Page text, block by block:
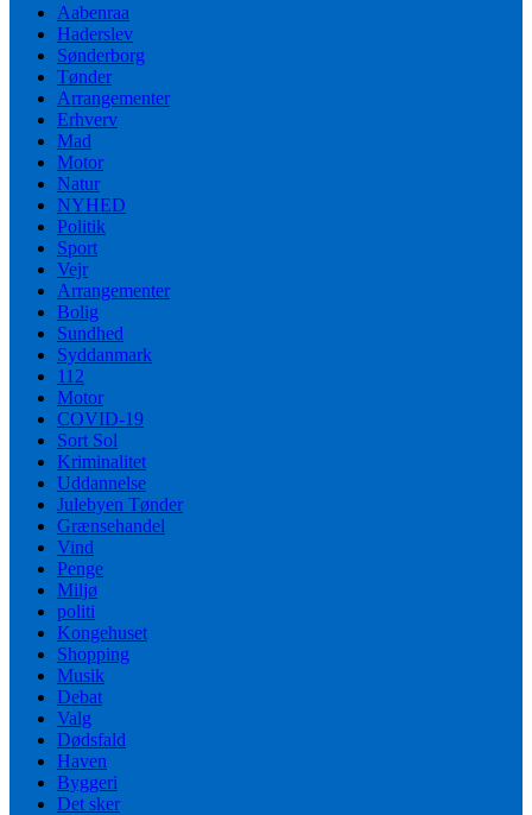
Aabenraa
Haderslev
Sønderborg
Tønder
Arrangementer
Erhverv
Mad
Motor
Natur
NYHED
Politik
Sport
Vejr
Arrangementer
Bolig
Sundhed
Syddanmark
112
Motor
COVID-19
Sort Sol
Kriminalitet
Uddannelse
Julebyen Tønder
Grænsehandel
Vind
Penge
Miljø
politi
Kongehuset
Shopping
Musik
Debat
Valg
Dødsfald
Haven
Byggeri
Det sker